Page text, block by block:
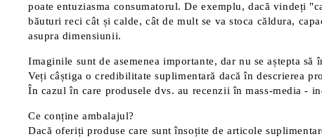
poate entuziasma consumatorul. De exemplu, dacă vindeți
băuturi reci cât și calde, cât de mult se va stoca căldura,
asupra dimensiunii.
Imaginile sunt de asemenea importante, dar nu se aștepta
Veți câștiga o credibilitate suplimentară dacă în descrierea
În cazul în care produsele dvs. au recenzii în mass-media -
Ce conține ambalajul?
Dacă oferiți produse care sunt însoțite de articole